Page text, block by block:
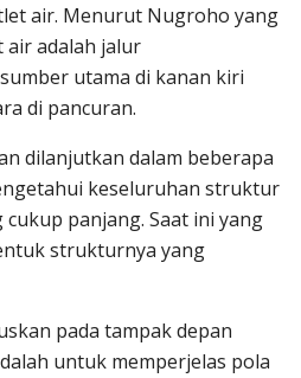
air. Menurut Nugroho yang
air adalah jalur
utama di kanan kiri
di pancuran.
dilanjutkan dalam beberapa
keseluruhan struktur
panjang. Saat ini yang
strukturnya yang
pada tampak depan
untuk memperjelas pola